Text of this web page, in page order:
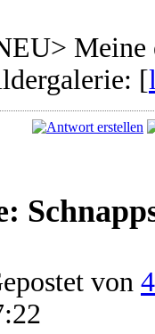
Meine
[
von